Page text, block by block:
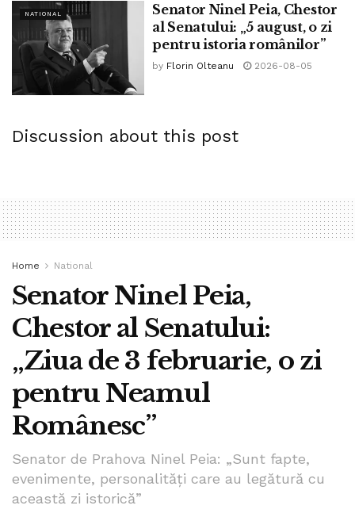
NATIONAL
Senator Ninel Peia, Chestor
al Senatului: „5 august, o zi
pentru istoria românilor”
by Florin Olteanu 2026-08-05
Discussion about this post
Home National
Senator Ninel Peia,
Chestor al Senatului:
„Ziua de 3 februarie, o zi
pentru Neamul
Românesc”
Senator de Prahova Ninel Peia: „Sunt fapte,
evenimente, personalități care au legătură cu
această zi istorică”